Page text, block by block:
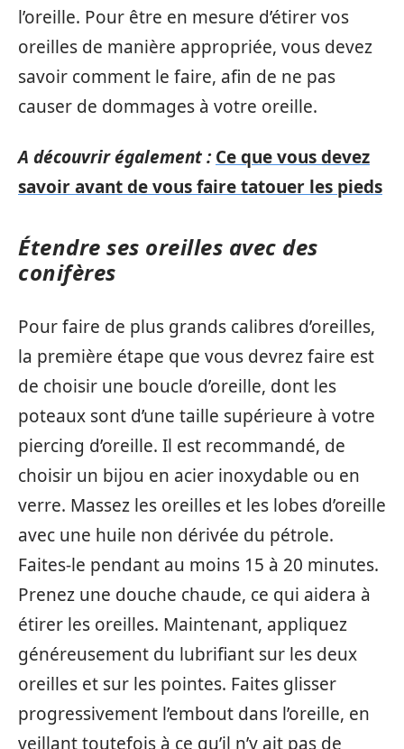
l’oreille. Pour être en mesure d’étirer vos
oreilles de manière appropriée, vous devez
savoir comment le faire, afin de ne pas
causer de dommages à votre oreille.
A découvrir également : Ce que vous devez
savoir avant de vous faire tatouer les pieds
Étendre ses oreilles avec des
conifères
Pour faire de plus grands calibres d’oreilles,
la première étape que vous devrez faire est
de choisir une boucle d’oreille, dont les
poteaux sont d’une taille supérieure à votre
piercing d’oreille. Il est recommandé, de
choisir un bijou en acier inoxydable ou en
verre. Massez les oreilles et les lobes d’oreille
avec une huile non dérivée du pétrole.
Faites-le pendant au moins 15 à 20 minutes.
Prenez une douche chaude, ce qui aidera à
étirer les oreilles. Maintenant, appliquez
généreusement du lubrifiant sur les deux
oreilles et sur les pointes. Faites glisser
progressivement l’embout dans l’oreille, en
veillant toutefois à ce qu’il n’y ait pas de